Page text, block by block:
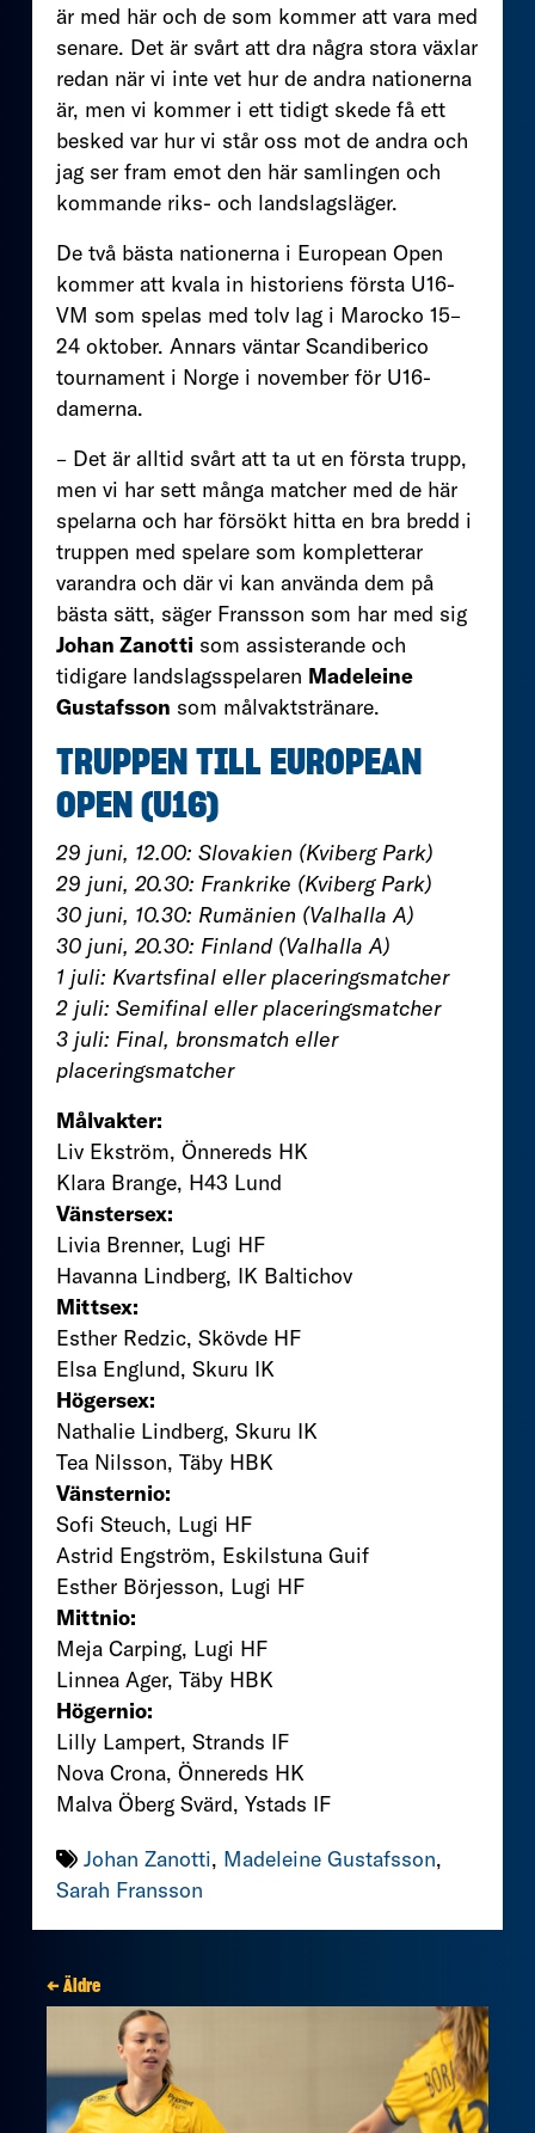
är med här och de som kommer att vara med
senare. Det är svårt att dra några stora växlar
redan när vi inte vet hur de andra nationerna
är, men vi kommer i ett tidigt skede få ett
besked var hur vi står oss mot de andra och
jag ser fram emot den här samlingen och
kommande riks- och landslagsläger.
De två bästa nationerna i European Open
kommer att kvala in historiens första U16-
VM som spelas med tolv lag i Marocko 15–
24 oktober. Annars väntar Scandiberico
tournament i Norge i november för U16-
damerna.
– Det är alltid svårt att ta ut en första trupp,
men vi har sett många matcher med de här
spelarna och har försökt hitta en bra bredd i
truppen med spelare som kompletterar
varandra och där vi kan använda dem på
bästa sätt, säger Fransson som har med sig
Johan Zanotti som assisterande och
tidigare landslagsspelaren Madeleine
Gustafsson som målvaktstränare.
TRUPPEN TILL EUROPEAN
OPEN (U16)
29 juni, 12.00: Slovakien (Kviberg Park)
29 juni, 20.30: Frankrike (Kviberg Park)
30 juni, 10.30: Rumänien (Valhalla A)
30 juni, 20.30: Finland (Valhalla A)
1 juli: Kvartsfinal eller placeringsmatcher
2 juli: Semifinal eller placeringsmatcher
3 juli: Final, bronsmatch eller
placeringsmatcher
Målvakter:
Liv Ekström, Önnereds HK
Klara Brange, H43 Lund
Vänstersex:
Livia Brenner, Lugi HF
Havanna Lindberg, IK Baltichov
Mittsex:
Esther Redzic, Skövde HF
Elsa Englund, Skuru IK
Högersex:
Nathalie Lindberg, Skuru IK
Tea Nilsson, Täby HBK
Vänsternio:
Sofi Steuch, Lugi HF
Astrid Engström, Eskilstuna Guif
Esther Börjesson, Lugi HF
Mittnio:
Meja Carping, Lugi HF
Linnea Ager, Täby HBK
Högernio:
Lilly Lampert, Strands IF
Nova Crona, Önnereds HK
Malva Öberg Svärd, Ystads IF
Johan Zanotti, Madeleine Gustafsson,
Sarah Fransson
← Äldre